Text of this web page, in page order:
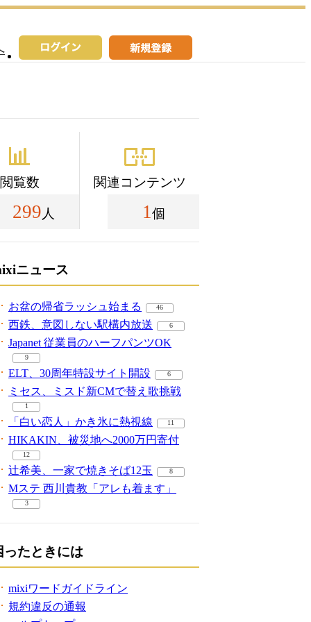
閲覧数
299 人
関連コンテンツ
1 個
ニュース
お盆の帰省ラッシュ始まる 46
西鉄、意図しない駅構内放送 6
Japanet 従業員のハーフパンツOK
9
ELT、30周年特設サイト開設 6
ミセス、ミスド新CMで替え歌挑戦
1
「白い恋人」かき氷に熱視線 11
HIKAKIN、被災地へ2000万円寄付
12
辻希美、一家で焼きそば12玉 8
Mステ 西川貴教「アレも着ます」
3
ったときには
mixiワードガイドライン
規約違反の通報